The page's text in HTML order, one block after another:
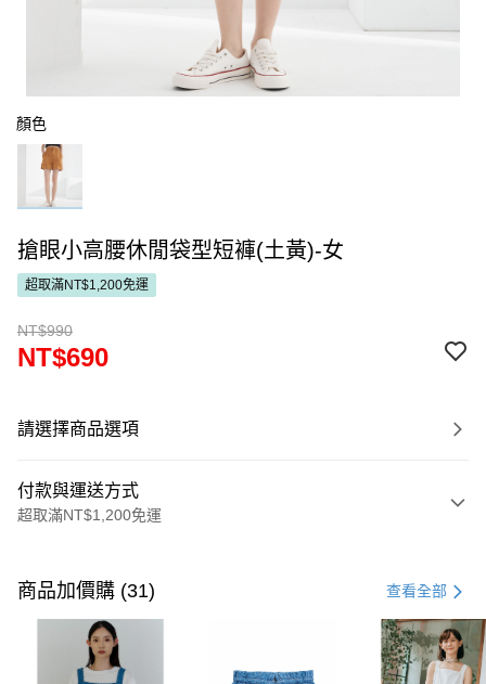
顏色
搶眼小高腰休閒袋型短褲(土黃)-女
超取滿NT$1,200免運
NT$990
NT$690
請選擇商品選項
付款與運送方式
超取滿NT$1,200免運
信用卡一次付款
超商取貨付款
LINE Pay
商品加價購 (31) 查看全部